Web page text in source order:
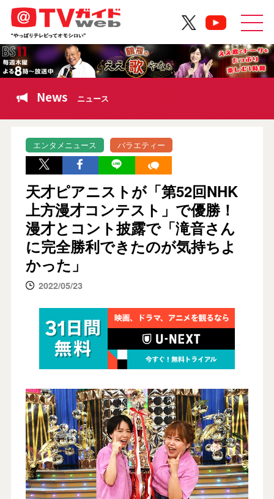
News ニュース
エンタメニュース バラエティー
天才ピアニストが「第52回NHK
上方漫才コンテスト」で優勝！
漫才とコント披露で「滝音さん
に完全勝利できたのが気持ちよ
かった」
2022/05/23